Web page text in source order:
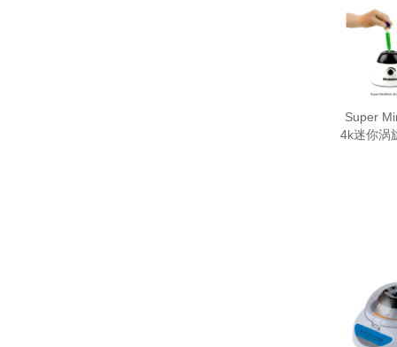
Super
4k迷你涡